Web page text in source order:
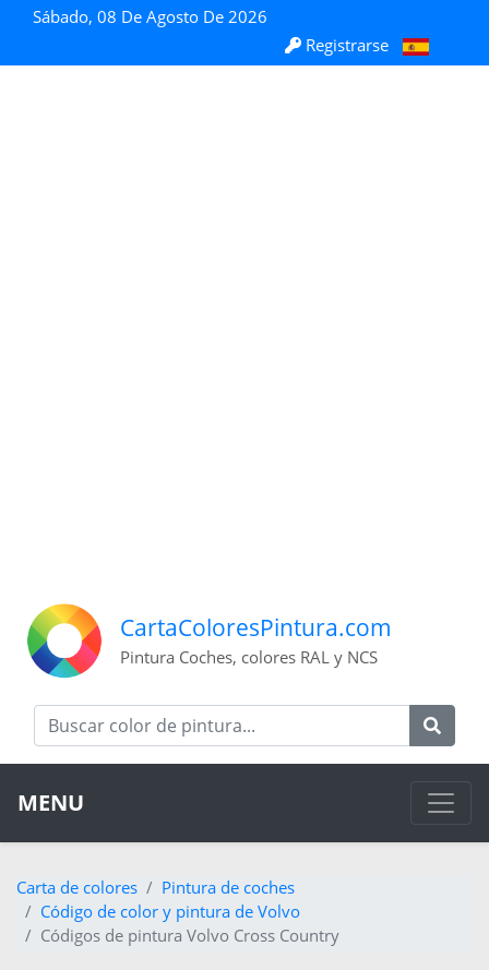
Sábado, 08 De Agosto De 2026
Registrarse
CartaColoresPintura.com
Pintura Coches, colores RAL y NCS
MENU
Carta de colores
Pintura de coches
Código de color y pintura de Volvo
Códigos de pintura Volvo Cross Country